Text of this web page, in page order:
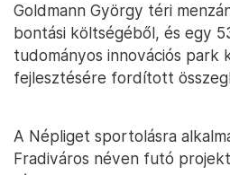
Goldmann György téri
bontási költségéből, és egy
tudományos innovációs park
fejlesztésére fordított
A Népliget sportolásra
Fradiváros néven futó